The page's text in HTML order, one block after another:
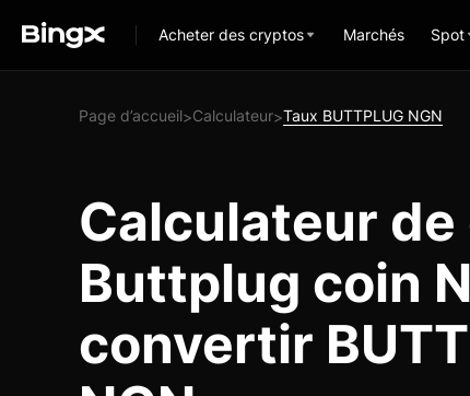
Acheter des cryptos Marchés Spot
Page d’accueil>Calculateur>Taux BUTTPLUG NGN
Calculateur
Buttplug coin
convertir